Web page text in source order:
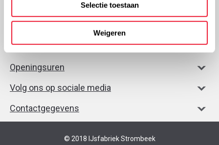
Selectie toestaan
Weigeren
Handige links
Openingsuren
Volg ons op sociale media
Contactgegevens
© 2018 IJsfabriek Strombeek